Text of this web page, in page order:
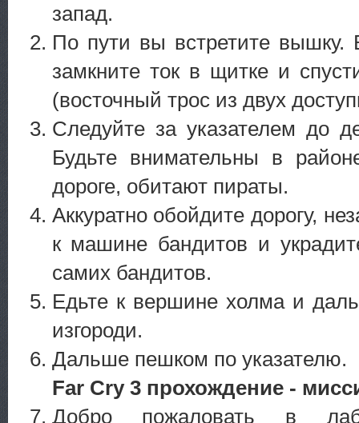
запад.
По пути вы встретите вышку.
замкните ток в щитке и
(восточный трос из двух
Следуйте за указателем до
Будьте внимательны в
дороге, обитают пираты.
Аккуратно обойдите дорогу,
к машине бандитов и
самих бандитов.
Едьте к вершине холма и
изгороди.
Дальше пешком по указателю.
Far Cry 3 прохождение -
Добро пожаловать в